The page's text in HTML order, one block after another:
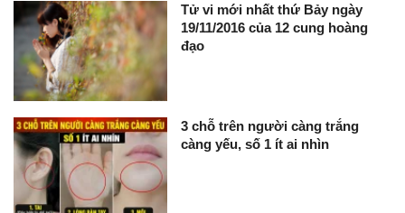
Tử vi mới nhất thứ Bảy ngày
19/11/2016 của 12 cung hoàng
đạo
3 chỗ trên người càng trắng
càng yếu, số 1 ít ai nhìn